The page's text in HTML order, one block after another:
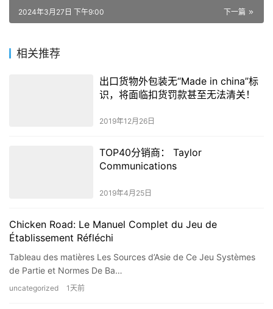
下一篇
2024年3月27日 下午9:00
相关推荐
出口货物外包装无“Made in china”标
识，将面临扣货罚款甚至无法清关！
2019年12月26日
TOP40分销商： Taylor
Communications
2019年4月25日
Chicken Road: Le Manuel Complet du Jeu de
Établissement Réfléchi
Tableau des matières Les Sources d’Asie de Ce Jeu Systèmes
de Partie et Normes De Ba…
uncategorized 1天前